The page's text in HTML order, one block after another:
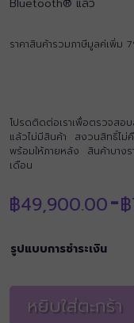
Bluetooth® แล้ว
ราคาสินค้ารวมภาษีมูลค่เพิ่ม
โปรดติดต่อเราเพื่อตรวจส
แล้วไม่มีสินค้า สงวนสิทธิ์ไม่
พร้อมให้ภายหลัง สินค้าบางร
เดือน
฿49,900.00–฿
รูปแบบการชำระเงิน
หยิบใส่ตะกร้า